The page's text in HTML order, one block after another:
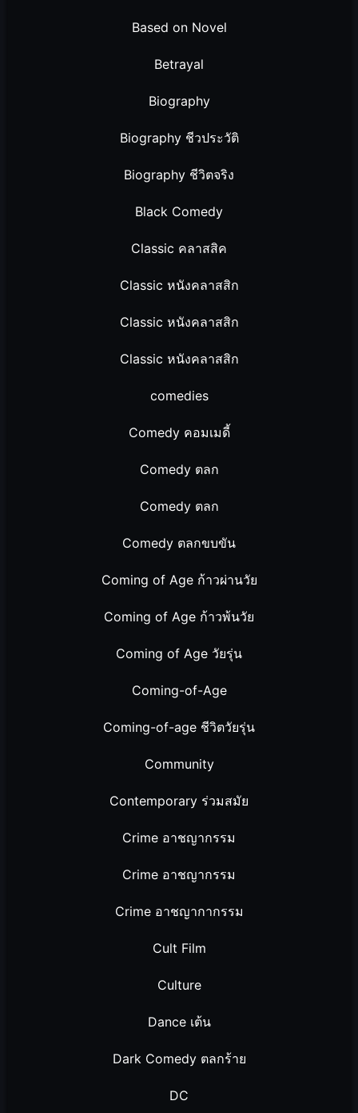
Based on Novel
Betrayal
Biography
Biography ชีวประวัติ
Biography ชีวิตจริง
Black Comedy
Classic คลาสสิค
Classic หนังคลาสสิก
Classic หนังคลาสสิก
Classic หนังคลาสสิก
comedies
Comedy คอมเมดี้
Comedy ตลก
Comedy ตลก
Comedy ตลกขบขัน
Coming of Age ก้าวผ่านวัย
Coming of Age ก้าวพ้นวัย
Coming of Age วัยรุ่น
Coming-of-Age
Coming-of-age ชีวิตวัยรุ่น
Community
Contemporary ร่วมสมัย
Crime อาชญากรรม
Crime อาชญากรรม
Crime อาชญากากรรม
Cult Film
Culture
Dance เต้น
Dark Comedy ตลกร้าย
DC